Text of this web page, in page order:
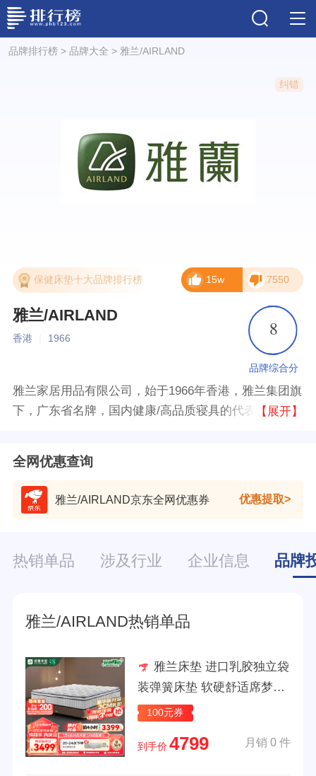
品牌排行榜> 品牌大全 > 雅兰/AIRLAND
纠错
保健床垫十大品牌排行榜 15w 7550
雅兰/AIRLAND
香港 1966 8
品牌综合分
雅兰家居用品有限公司，始于1966年香港，雅兰集团旗
下，广东省名牌，国内健康/高品质寝具的代表性品【展开】
全网优惠查询
雅兰/AIRLAND京东全网优惠券 优惠提取
热销单品 涉及行业 企业信息 品牌
雅兰/AIRLAND热销单品
雅兰床垫 进口乳胶独立袋
装弹簧床垫 软硬舒适席梦思
成人 皇家花园+ 皇家花园豪
100元券
到手价 4799 月销 0 件